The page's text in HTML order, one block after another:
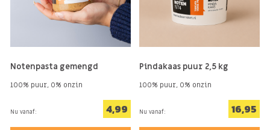
Notenpasta gemengd
100% puur, 0% onzin
Nu vanaf: 4,99
Pindakaas puur 2,5 kg
100% puur, 0% onzin
Nu vanaf: 16,95